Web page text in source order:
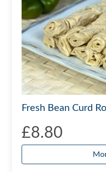
Fresh Bean Curd
£8.80